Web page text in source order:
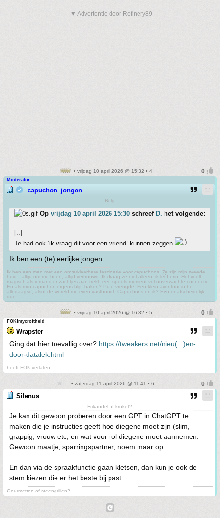
▼ Advertentie door Refinery89
• vrijdag 10 april 2026 @ 15:32 • 4
Moderator
capuchon_jongen
Belg
Op vrijdag 10 april 2026 15:30 schreef D. het volgende:
[..]
Je had ook ‘ik vraag dit voor een vriend’ kunnen zeggen
Ik ben een (te) eerlijke jongen
Ik ben een man met een onverklaarbare fascinatie voor capuchons. Ze zijn mijn tweede
huid—altijd om me heen, altijd vertrouwd. Ik draag ze niet alleen, ik lééf erin. Het voelt
magisch als iemand er zachtjes aan trekt, een speels moment vol onverwachte connectie.
En als mijn capuchon ergens blijft haken? Pure vreugde! Een klein avontuur in het
alledaagse, alsof de wereld me even vasthoudt. Capuchons en ik? Een onafscheidelijk
duo
• vrijdag 10 april 2026 @ 16:32 • 5
FOK!mycroftheld
Wrapster
Ging dat hier toevallig over? https://tweakers.net/nieu(...)en-
door-datalek.html
heeft FOK verlaten
• zaterdag 11 april 2026 @ 11:41 • 6
Silenus
Frikandel of kroket?
Je kan dit gewoon proberen door een GPT in ChatGPT te
maken die je instructies geeft hoe diegene moet zijn (slim,
grappig, vrouw etc, en wat voor rol diegene moet aannemen.
Gewoon maatje, sparringspartner, noem maar op.
En dan via de spraakfunctie gaan kletsen, dan kun je ook de
stem kiezen die er het beste bij past.
Gourmetten of steengrillen?